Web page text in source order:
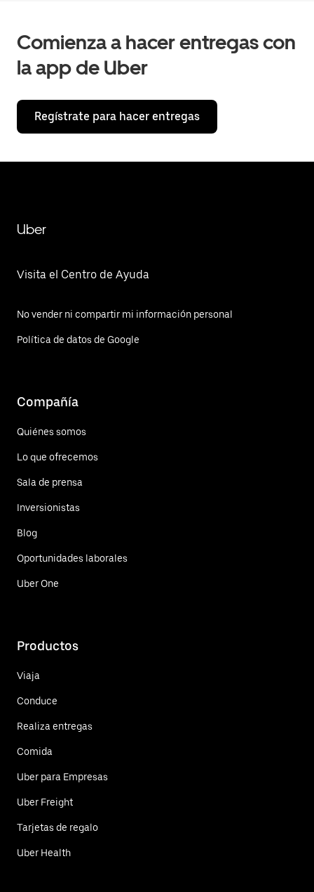
Comienza a hacer entregas con
la app de Uber
Regístrate para hacer entregas
Uber
Visita el Centro de Ayuda
No vender ni compartir mi información personal
Política de datos de Google
Compañía
Quiénes somos
Lo que ofrecemos
Sala de prensa
Inversionistas
Blog
Oportunidades laborales
Uber One
Productos
Viaja
Conduce
Realiza entregas
Comida
Uber para Empresas
Uber Freight
Tarjetas de regalo
Uber Health